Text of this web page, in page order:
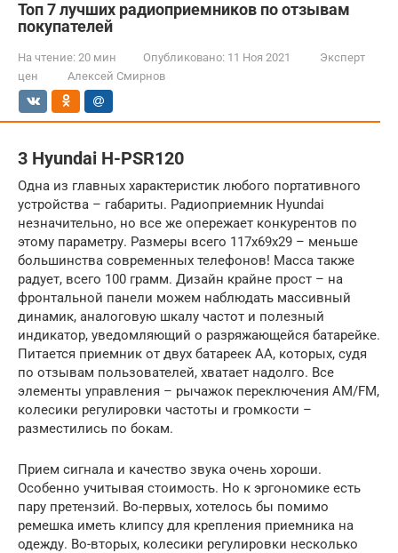
Топ 7 лучших радиоприемников по отзывам
покупателей
На чтение: 20 мин Опубликовано: 11 Ноя 2021
Эксперт
цен
Алексей Смирнов
3 Hyundai H-PSR120
Одна из главных характеристик любого портативного
устройства – габариты. Радиоприемник Hyundai
незначительно, но все же опережает конкурентов по
этому параметру. Размеры всего 117х69х29 – меньше
большинства современных телефонов! Масса также
радует, всего 100 грамм. Дизайн крайне прост – на
фронтальной панели можем наблюдать массивный
динамик, аналоговую шкалу частот и полезный
индикатор, уведомляющий о разряжающейся батарейке.
Питается приемник от двух батареек АА, которых, судя
по отзывам пользователей, хватает надолго. Все
элементы управления – рычажок переключения AM/FM,
колесики регулировки частоты и громкости –
разместились по бокам.
Прием сигнала и качество звука очень хороши.
Особенно учитывая стоимость. Но к эргономике есть
пару претензий. Во-первых, хотелось бы помимо
ремешка иметь клипсу для крепления приемника на
одежду. Во-вторых, колесики регулировки несколько